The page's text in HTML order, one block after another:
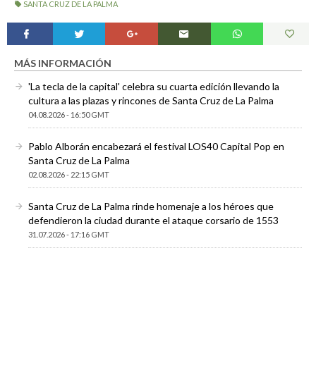
SANTA CRUZ DE LA PALMA
MÁS INFORMACIÓN
'La tecla de la capital' celebra su cuarta edición llevando la
cultura a las plazas y rincones de Santa Cruz de La Palma
04.08.2026 - 16:50 GMT
Pablo Alborán encabezará el festival LOS40 Capital Pop en
Santa Cruz de La Palma
02.08.2026 - 22:15 GMT
Santa Cruz de La Palma rinde homenaje a los héroes que
defendieron la ciudad durante el ataque corsario de 1553
31.07.2026 - 17:16 GMT